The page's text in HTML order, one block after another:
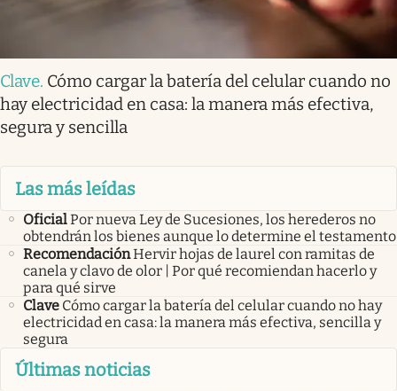
Clave. Cómo cargar la batería del celular cuando no
hay electricidad en casa: la manera más efectiva,
segura y sencilla
Las más leídas
OficialPor nueva Ley de Sucesiones, los herederos no
obtendrán los bienes aunque lo determine el testamento
RecomendaciónHervir hojas de laurel con ramitas de
canela y clavo de olor | Por qué recomiendan hacerlo y
para qué sirve
Clave Cómo cargar la batería del celular cuando no hay
electricidad en casa: la manera más efectiva, sencilla y
segura
Últimas noticias